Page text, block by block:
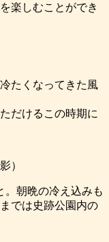
楽しむことができ
たくなってきた風
だけるこの時期に
）
。朝晩の冷え込みも
では史跡公園内の